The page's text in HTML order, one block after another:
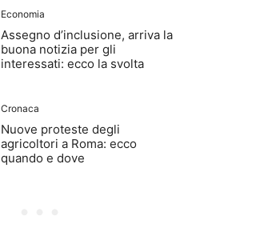
Economia
Assegno d’inclusione, arriva la
buona notizia per gli
interessati: ecco la svolta
Cronaca
Nuove proteste degli
agricoltori a Roma: ecco
quando e dove